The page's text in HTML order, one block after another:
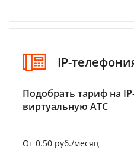
IP-
Подобрать тариф на
виртуальную АТС
От 0.50 руб./месяц